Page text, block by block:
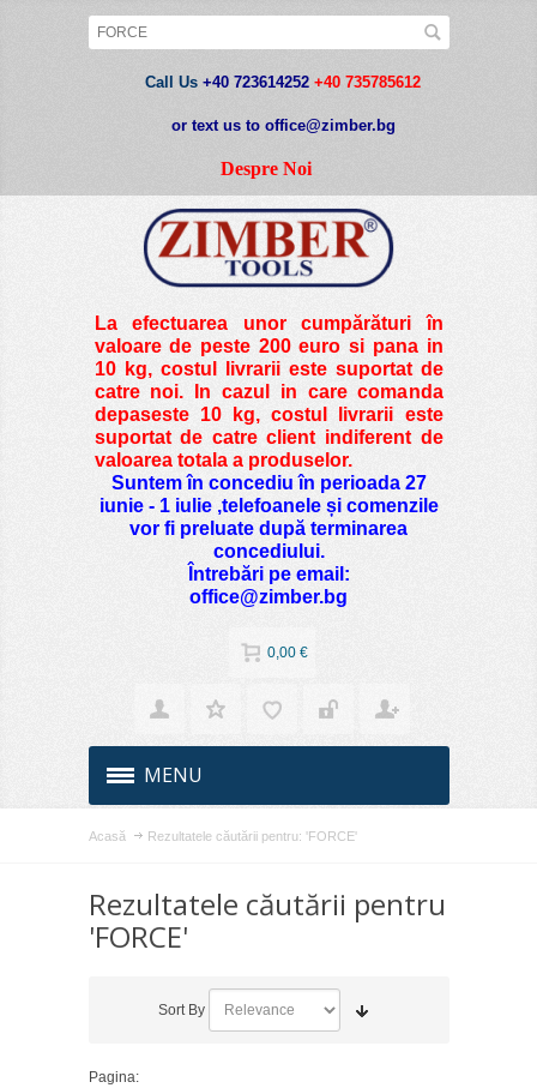
Call Us +40 723614252 +40 735785612
or text us to office@zimber.bg
Despre Noi
La efectuarea unor cumpărături în
valoare de peste200 euro si pana in
10 kg, costul livrarii este suportat de
catre noi. In cazul in care comanda
depaseste 10 kg, costul livrarii este
suportat de catre client indiferent de
valoarea totala a produselor.
Suntem în concediu în perioada 27
iunie - 1 iulie ,telefoanele și comenzile
vor fi preluate după terminarea
concediului.
Întrebări pe email:
office@zimber.bg
0,00 €
MENU
Acasă Rezultatele căutării pentru: 'FORCE'
Rezultatele căutării pentru
'FORCE'
Sort By
Pagina: